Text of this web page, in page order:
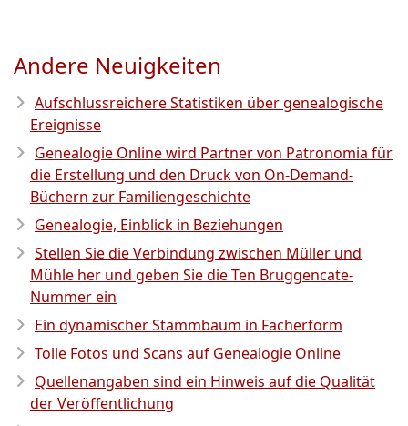
Andere Neuigkeiten
Aufschlussreichere Statistiken über genealogische
Ereignisse
Genealogie Online wird Partner von Patronomia für
die Erstellung und den Druck von On-Demand-
Büchern zur Familiengeschichte
Genealogie, Einblick in Beziehungen
Stellen Sie die Verbindung zwischen Müller und
Mühle her und geben Sie die Ten Bruggencate-
Nummer ein
Ein dynamischer Stammbaum in Fächerform
Tolle Fotos und Scans auf Genealogie Online
Quellenangaben sind ein Hinweis auf die Qualität
der Veröffentlichung